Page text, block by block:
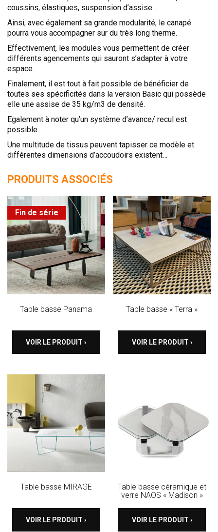
coussins, élastiques, suspension d’assise…
Ainsi, avec également sa grande modularité, le canapé
pourra vous accompagner sur du très long therme.
Effectivement, les modules vous permettent de créer
différents agencements qui sauront s’adapter à votre
espace.
Finalement, il est tout à fait possible de bénéficier de
toutes ses spécificités dans la version Basic qui possède
elle une assise de 35 kg/m3 de densité.
Egalement à noter qu’un système d’avance/ recul est
possible.
Une multitude de tissus peuvent tapisser ce modèle et
différentes dimensions d’accoudoirs existent…
PRODUITS ASSOCIÉS
Fin de série
Table basse Panama
VOIR LE PRODUIT ›
Table basse « Terra »
VOIR LE PRODUIT ›
Table basse MIRAGE
VOIR LE PRODUIT ›
Table basse céramique et
verre NAOS « Madison »
VOIR LE PRODUIT ›